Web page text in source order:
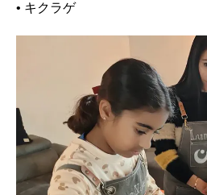
• キクラゲ